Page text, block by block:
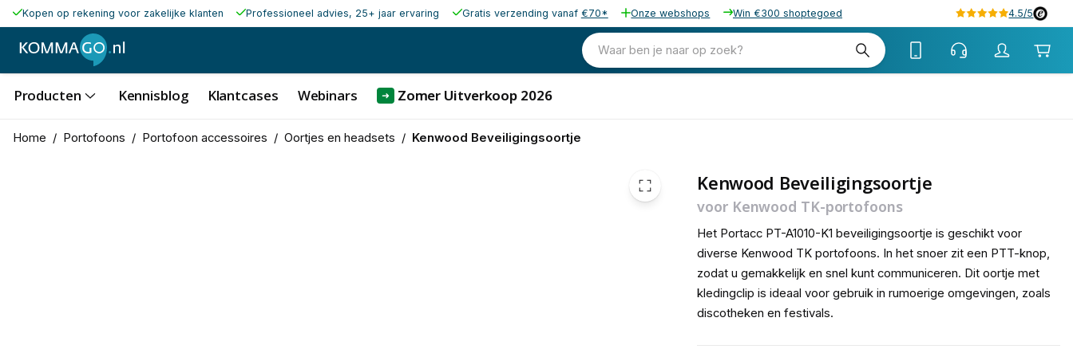
Kopen op rekening voor zakelijke klanten Professioneel advies, 25+ jaar ervaring Gratis verzending vanaf €70* Onze webshops Win €300 shoptegoed 4.5/5
Waar ben je naar op zoek?
Producten Kennisblog Klantcases Webinars ➜ Zomer Uitverkoop 2026
Home / Portofoons / Portofoon accessoires / Oortjes en headsets / Kenwood Beveiligingsoortje
Kenwood Beveiligingsoortje
voor Kenwood TK-portofoons
Het Portacc PT-A1010-K1 beveiligingsoortje is geschikt voor
diverse Kenwood TK portofoons. In het snoer zit een PTT-knop,
zodat u gemakkelijk en snel kunt communiceren. Dit oortje met
kledingclip is ideaal voor gebruik in rumoerige omgevingen, zoals
discotheken en festivals.
25,00 excl. btw
30,25 incl. btw